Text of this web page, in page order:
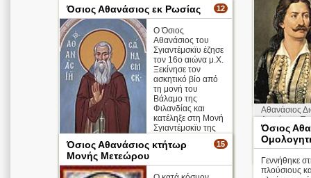
Οι Άγιοι
Τεσσαράκοντ
α
Αθανάσιος
Διονύσιος
Φιλική
12
Όσιος Αθανάσιος εκ Ρωσίας
Ο Όσιος
Αθανάσιος του
Σγιαντέμσκϊυ έζησε
τον 16ο αιώνα μ.Χ.
Ξεκίνησε τον
ασκητικό βίο από
τη μονή του
Βάλαμο της
Φιλανδίας και
κατέληξε στη Μονή
Σγιαντέμσκϊυ της
Βολογκντά της Ρωσίας, όπου δι ...
Όσιος
Γεννήθηκε
πλούσιους
15
Όσιος Αθανάσιος κτήτωρ
Μονής Μετεώρου